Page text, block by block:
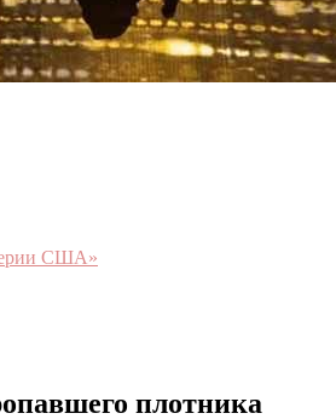
США»
плотника